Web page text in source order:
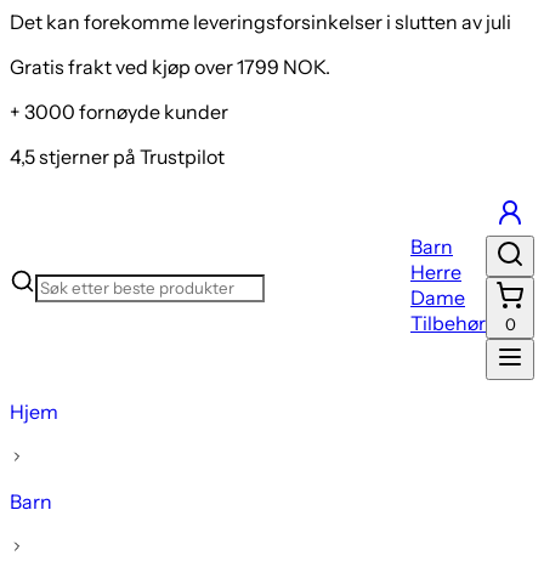
Det kan forekomme leveringsforsinkelser i slutten av juli
Gratis frakt ved kjøp over 1799 NOK.
+ 3000 fornøyde kunder
4,5 stjerner på Trustpilot
Barn
Herre
Dame
Tilbehør
0
Hjem
Barn